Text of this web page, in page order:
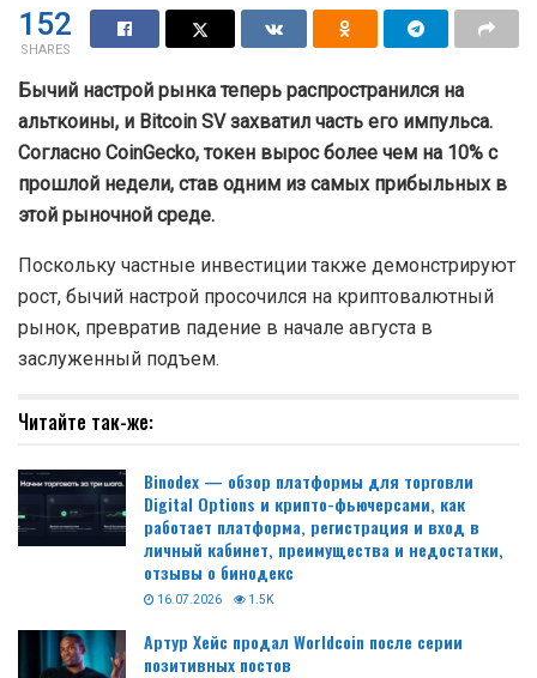
152
SHARES
Бычий настрой рынка теперь распространился на
альткоины, и Bitcoin SV захватил часть его импульса.
Согласно CoinGecko, токен вырос более чем на 10% с
прошлой недели, став одним из самых прибыльных в
этой рыночной среде.
Поскольку частные инвестиции также демонстрируют
рост, бычий настрой просочился на криптовалютный
рынок, превратив падение в начале августа в
заслуженный подъем.
Читайте так-же:
Binodex — обзор платформы для торговли
Digital Options и крипто-фьючерсами, как
работает платформа, регистрация и вход в
личный кабинет, преимущества и недостатки,
отзывы о бинодекс
16.07.2026 1.5K
Артур Хейс продал Worldcoin после серии
позитивных постов